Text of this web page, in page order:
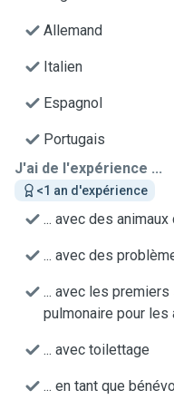
Allemand
Italien
Espagnol
Portugais
J'ai de l'expérience ...
<1 an d'expérience
... avec des
... avec des
... avec les
pulmonaire pour les
... avec toilettage
... en tant que